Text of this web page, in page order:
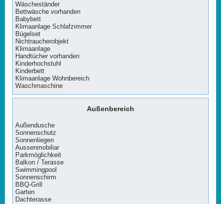
Wäscheständer
Bettwäsche vorhanden
Babybett
Klimaanlage Schlafzimmer
Bügelset
Nichtraucherobjekt
Klimaanlage
Handtücher vorhanden
Kinderhochstuhl
Kinderbett
Klimaanlage Wohnbereich
Waschmaschine
Außenbereich
Außendusche
Sonnenschutz
Sonnenliegen
Aussenmobiliar
Parkmöglichkeit
Balkon / Terasse
Swimmingpool
Sonnenschirm
BBQ-Grill
Garten
Dachterasse